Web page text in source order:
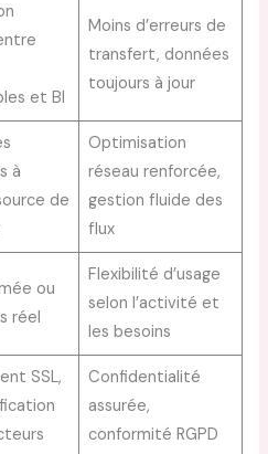
et BI
Moins d’erreurs de
transfert, données
toujours à jour
à
de
Optimisation
réseau renforcée,
gestion fluide des
flux
ou
réel
Flexibilité d’usage
selon l’activité et
les besoins
SSL,
Confidentialité
assurée,
conformité RGPD